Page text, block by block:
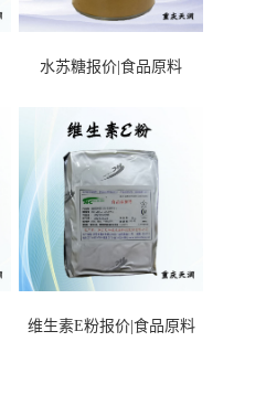
水苏糖报价|食品原料
维生素E粉报价|食品原料